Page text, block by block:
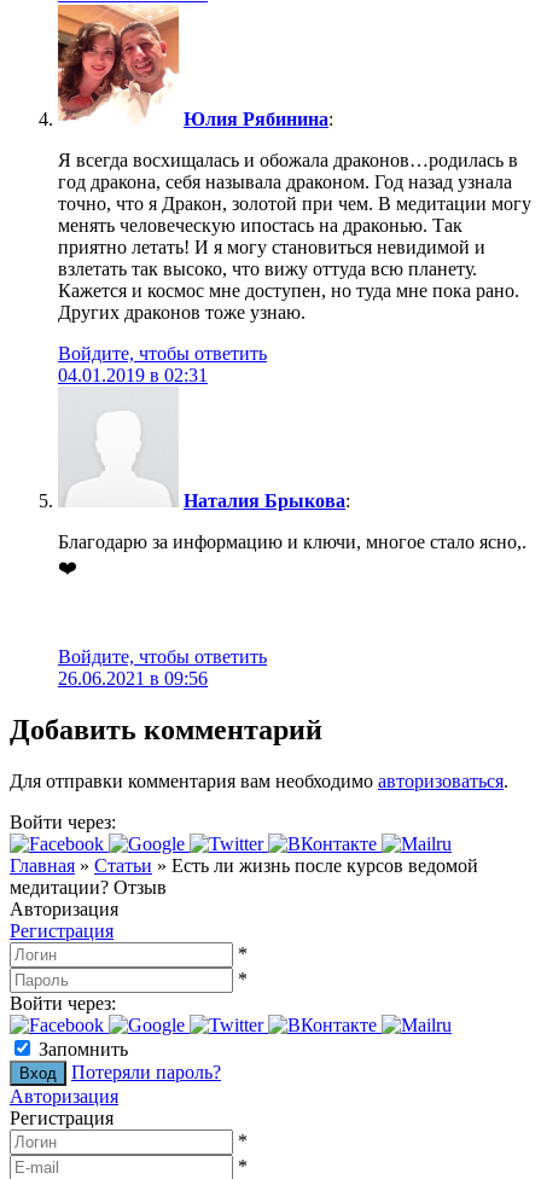
Юлия Рябинина:
Я всегда восхищалась и обожала драконов…родилась в
год дракона, себя называла драконом. Год назад узнала
точно, что я Дракон, золотой при чем. В медитации могу
менять человеческую ипостась на драконью. Так
приятно летать! И я могу становиться невидимой и
взлетать так высоко, что вижу оттуда всю планету.
Кажется и космос мне доступен, но туда мне пока рано.
Других драконов тоже узнаю.
Войдите, чтобы ответить
04.01.2019 в 02:31
Наталия Брыкова:
Благодарю за информацию и ключи, многое стало ясно,.
❤️
Войдите, чтобы ответить
26.06.2021 в 09:56
Добавить комментарий
Для отправки комментария вам необходимо авторизоваться.
Войти через:
Главная » Статьи » Есть ли жизнь после курсов ведомой
медитации? Отзыв
Авторизация
Регистрация
*
*
Войти через:
Запомнить
Потеряли пароль?
Авторизация
Регистрация
*
*